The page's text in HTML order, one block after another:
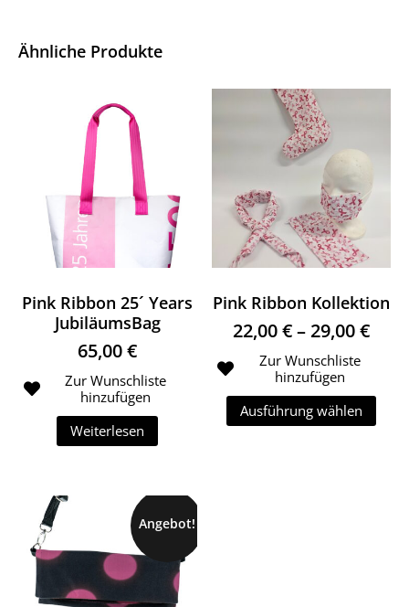
Ähnliche Produkte
Pink Ribbon 25´ Years
JubiläumsBag
65,00€
Zur Wunschliste
hinzufügen
Weiterlesen
Pink Ribbon Kollektion
22,00€–29,00€
Zur Wunschliste
hinzufügen
Ausführung wählen
Angebot!